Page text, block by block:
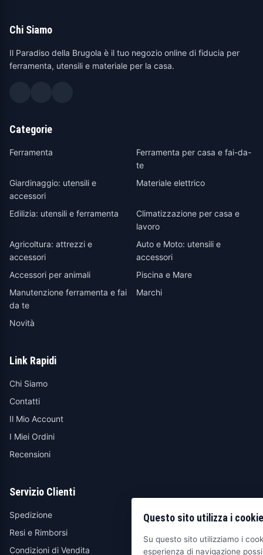
Chi Siamo
Il Paradiso della Brugola è il tuo negozio online di fiducia per
ferramenta, utensili e materiale per la casa.
Categorie
Ferramenta
Ferramenta per casa e fai-da-
te
Giardinaggio: utensili e
accessori
Materiale elettrico
Edilizia: utensili e ferramenta
Climatizzazione per casa e
lavoro
Agricoltura: attrezzi e
accessori
Auto e Moto: utensili e
accessori
Accessori per animali
Piscina e Mare
Manutenzione ferramenta e fai
da te
Marchi
Novità
Link Rapidi
Chi Siamo
Contatti
Il Mio Account
I Miei Ordini
Recensioni
Servizio Clienti
Spedizione
Resi e Rimborsi
Condizioni di Vendita
Questo sito utilizza i cookie
Su questo sito utilizziamo i
esperienza di navigazione